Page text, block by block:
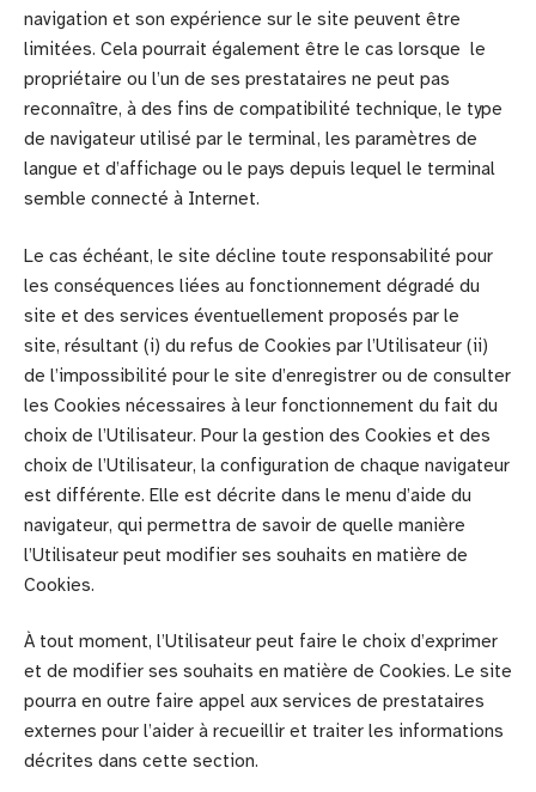
navigation et son expérience sur le site peuvent être
limitées. Cela pourrait également être le cas lorsque le
propriétaire ou l’un de ses prestataires ne peut pas
reconnaître, à des fins de compatibilité technique, le type
de navigateur utilisé par le terminal, les paramètres de
langue et d’affichage ou le pays depuis lequel le terminal
semble connecté à Internet.
Le cas échéant, le site décline toute responsabilité pour
les conséquences liées au fonctionnement dégradé du
site et des services éventuellement proposés par le
site, résultant (i) du refus de Cookies par l’Utilisateur (ii)
de l’impossibilité pour le site d’enregistrer ou de consulter
les Cookies nécessaires à leur fonctionnement du fait du
choix de l’Utilisateur. Pour la gestion des Cookies et des
choix de l’Utilisateur, la configuration de chaque navigateur
est différente. Elle est décrite dans le menu d’aide du
navigateur, qui permettra de savoir de quelle manière
l’Utilisateur peut modifier ses souhaits en matière de
Cookies.
À tout moment, l’Utilisateur peut faire le choix d’exprimer
et de modifier ses souhaits en matière de Cookies. Le site
pourra en outre faire appel aux services de prestataires
externes pour l’aider à recueillir et traiter les informations
décrites dans cette section.